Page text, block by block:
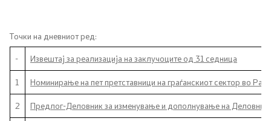
Спроведување на стратегија
Документи
Точки на дневниот ред:
-
Извештај за реализација на заклучоците од 31 седница
1 Номинирање на пет претставници на граѓанскиот сектор во
2 Предлог-Деловник за изменување и дополнување на